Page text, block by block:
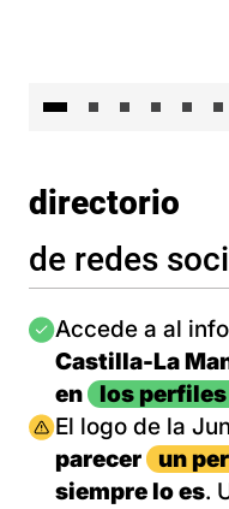
directorio
de redes
Imagen
Accede a al
Castilla-La
en
los
Imagen
El logo de la
parecer
un
siempre lo es.